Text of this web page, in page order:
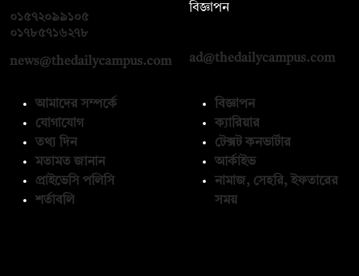
০১৫৭২০৯৯১০৫
০১৭৮৫৭১৬২৭৮
news@thedailycampus.com
বিজ্ঞাপন
ad@thedailycampus.com
আমাদের সম্পর্কে
যোগাযোগ
তথ্য দিন
মতামত জানান
প্রাইভেসি পলিসি
শর্তাবলি
বিজ্ঞাপন
ক্যারিয়ার
টেক্সট কনভার্টার
আর্কাইভ
নামাজ, সেহরি, ইফতারের
সময়